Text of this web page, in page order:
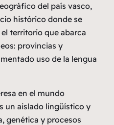
del país vasco,
histórico donde se
territorio que abarca
provincias y
uso de la lengua
en el mundo
un aislado lingüístico y
genética y procesos